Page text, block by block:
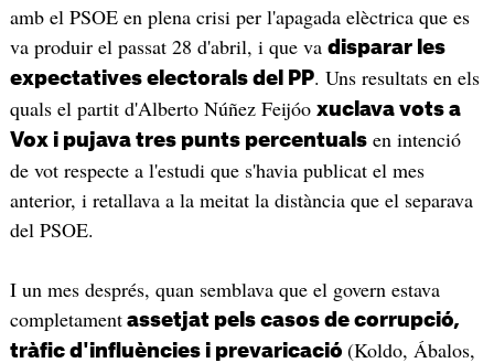
amb el PSOE en plena crisi per l'apagada elèctrica que es
va produir el passat 28 d'abril, i que va disparar les
expectatives electorals del PP. Uns resultats en els
quals el partit d'Alberto Núñez Feijóo xuclava vots a
Vox i pujava tres punts percentualsen intenció
de vot respecte a l'estudi que s'havia publicat el mes
anterior, i retallava a la meitat la distància que el separava
del PSOE.
I un mes després, quan semblava que el govern estava
completamentassetjat pels casos de corrupció,
tràfic d'influències i prevaricació (Koldo, Ábalos,